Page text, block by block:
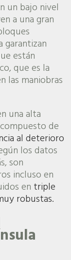
un bajo nivel
a una gran
garantizan
están
que es la
las maniobras
una alta
de
al deterioro
los datos
son
incluso en
en triple
robustas.